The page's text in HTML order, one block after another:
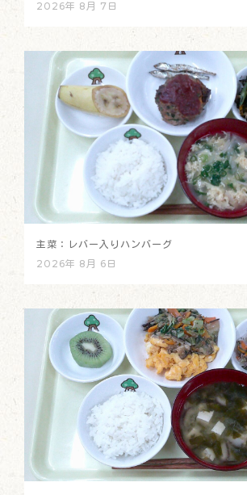
2026年 8月 7日
主菜：レバー入りハンバーグ
2026年 8月 6日